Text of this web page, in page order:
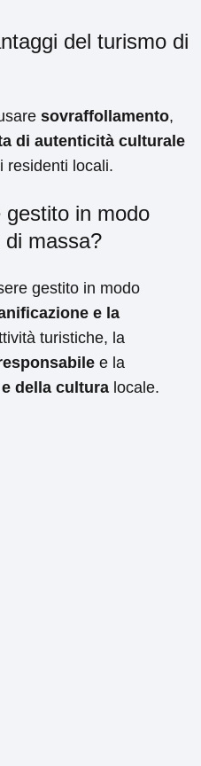
del turismo di
sovraffollamento,
di autenticità culturale
residenti locali.
in modo
di massa?
gestito in modo
e la
turistiche, la
e la
della cultura locale.